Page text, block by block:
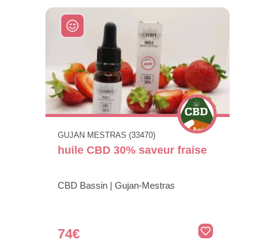
GUJAN MESTRAS (33470)
huile CBD 30% saveur fraise
CBD Bassin | Gujan-Mestras
74€